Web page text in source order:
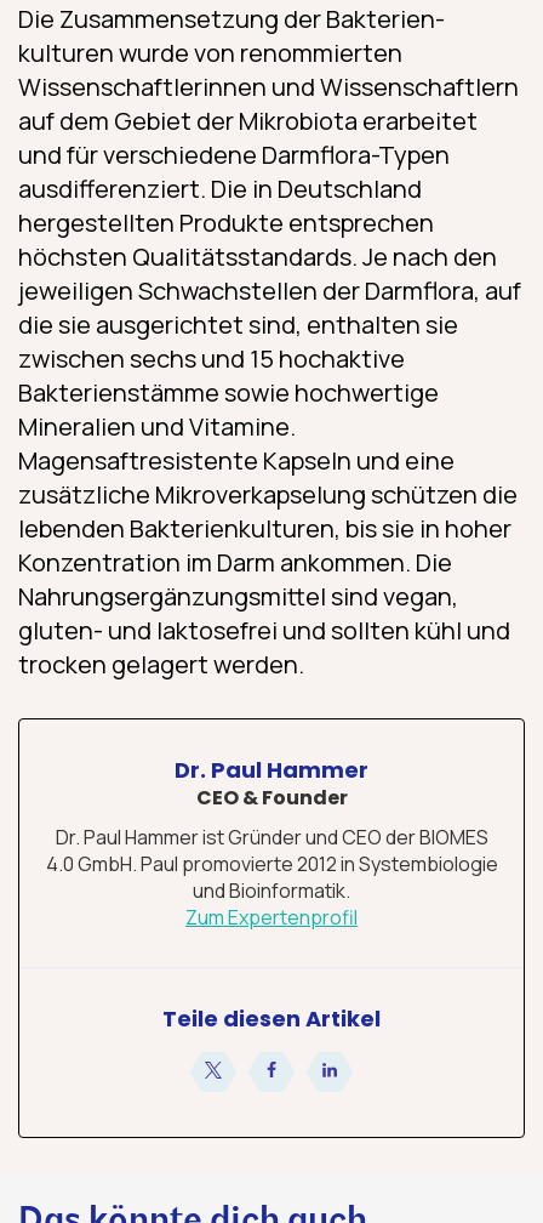
Die Zusammensetzung der Bakterien­
kulturen wurde von renommierten
Wissenschaftlerinnen und Wissenschaftlern
auf dem Gebiet der Mikrobiota erarbeitet
und für verschiedene Darmflora-Typen
ausdifferenziert. Die in Deutschland
hergestellten Produkte entsprechen
höchsten Qualitätsstandards. Je nach den
jeweiligen Schwachstellen der Darmflora, auf
die sie ausgerichtet sind, enthalten sie
zwischen sechs und 15 hochaktive
Bakterienstämme sowie hochwertige
Mineralien und Vitamine.
Magensaftresistente Kapseln und eine
zusätzliche Mikroverkapselung schützen die
lebenden Bakterien­kulturen, bis sie in hoher
Konzentration im Darm ankommen. Die
Nahrungs­ergänzungs­mittel sind vegan,
gluten- und laktosefrei und sollten kühl und
trocken gelagert werden.
Dr. Paul Hammer
CEO & Founder
Dr. Paul Hammer ist Gründer und CEO der BIOMES
4.0 GmbH. Paul promovierte 2012 in Systembiologie
und Bioinformatik.
Zum Expertenprofil
Teile diesen Artikel